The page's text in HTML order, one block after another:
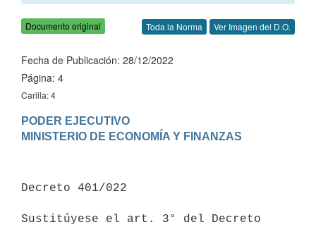
Documento original Toda la Norma Ver Imagen del D.O.
Fecha de Publicación: 28/12/2022
Página: 4
Carilla: 4
PODER EJECUTIVO
Decreto 401/022
Sustitúyese el art. 3° del Decreto